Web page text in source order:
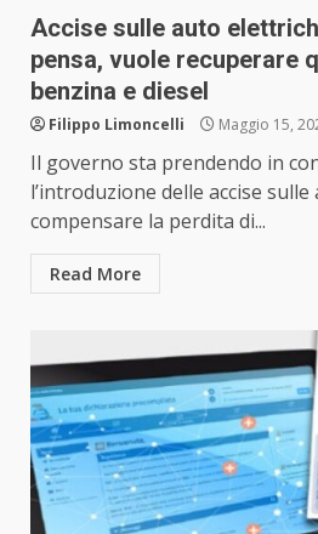
Accise sulle auto
pensa, vuole recuperare
benzina e diesel
Filippo Limoncelli Maggio 15,
Il governo sta prendendo in
l’introduzione delle accise
compensare la perdita di...
Read More